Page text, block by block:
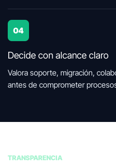
04
Decide con alcance claro
Valora soporte, migración,
antes de comprometer
TRANSPARENCIA